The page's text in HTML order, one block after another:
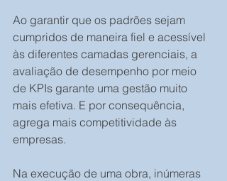
Ao garantir que os padrões sejam
cumpridos de maneira fiel e acessível
às diferentes camadas gerenciais, a
avaliação de desempenho por meio
de KPIs garante uma gestão muito
mais efetiva. E por consequência,
agrega mais competitividade às
empresas.
Na execução de uma obra, inúmeras